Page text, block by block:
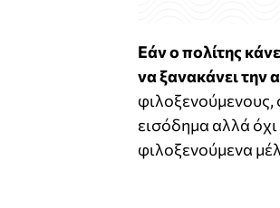
Εάν ο πολίτης
να ξανακάνει την
εισόδημα αλλά
φιλοξενούμενα